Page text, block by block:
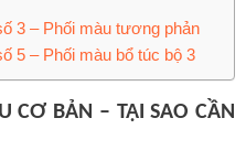
3 – Phối màu tương phản
5 – Phối màu bổ túc bộ 3
CƠ BẢN – TẠI SAO CẦN